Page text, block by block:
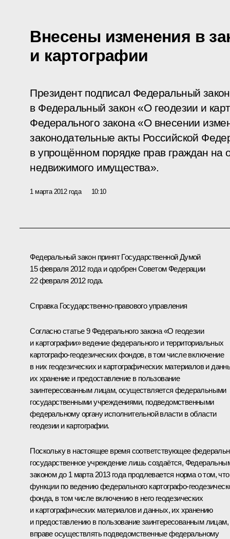
Внесены изменения в
и картографии
Президент подписал Федеральный
в Федеральный закон «О геодезии и
Федерального закона «О внесении
законодательные акты Российской
в упрощённом порядке прав граждан на
недвижимого имущества».
1 марта 2012 года 10:10
Федеральный закон принят Государственной Думой
15 февраля 2012 года и одобрен Советом Федерации
22 февраля 2012 года.
Справка Государственно-правового управления
Согласно статье 9 Федерального закона «О геодезии
и картографии» ведение федерального и территориальных
картографо-геодезических фондов, в том числе включение
в них геодезических и картографических материалов и
их хранение и предоставление в пользование
заинтересованным лицам, осуществляется федеральными
государственными учреждениями, подведомственными
федеральному органу исполнительной власти в области
геодезии и картографии.
Поскольку в настоящее время соответствующее
государственное учреждение лишь создаётся,
законом до 1 марта 2013 года продлевается норма о том, что
функции по ведению федерального картографо-
фонда, в том числе включению в него геодезических
и картографических материалов и данных, их хранению
и предоставлению в пользование заинтересованным лицам,
вправе осуществлять подведомственные федеральному